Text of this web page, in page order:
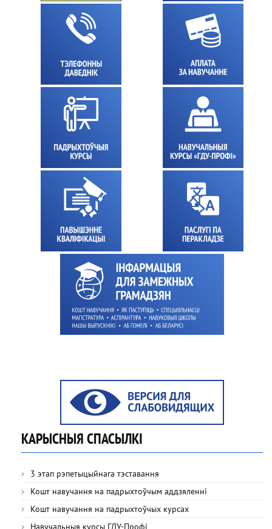
КАРЫСНЫЯ СПАСЫЛКІ
3 этап рэпетыцыйнага тэставання
Кошт навучання на падрыхтоўчым аддзяленні
Кошт навучання на падрыхтоўчых курсах
Навучальныя курсы ГДУ-Профі